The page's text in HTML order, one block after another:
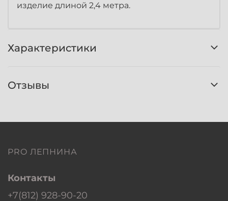
изделие длиной 2,4 метра.
Характеристики
Отзывы
PRO ЛЕПНИНА
Контакты
+7(812) 928-90-20